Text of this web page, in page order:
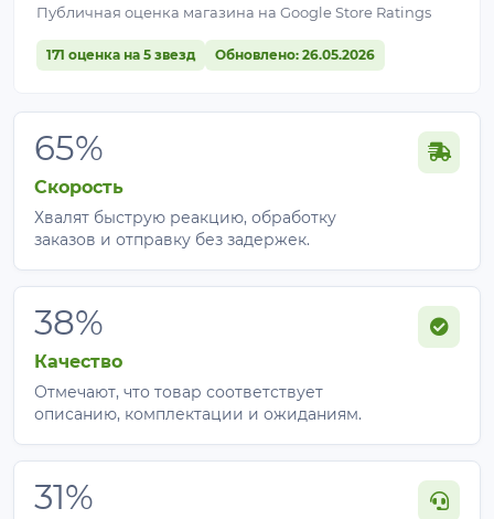
45%
рассада
Не требует
снятия
60%
Среднее
70%
Теплицы,
террасы
Интенсивная
80–95%
Ограждения,
Максимальное
Кому подойдёт?
перекрыть большую площадь:
Публичная оценка магазина на Google Store Ratings
171 оценка на 5 звезд Обновлено: 26.05.2026
65%
Скорость
Хвалят быструю реакцию, обработку
заказов и отправку без задержек.
38%
Качество
Отмечают, что товар соответствует
описанию, комплектации и ожиданиям.
31%